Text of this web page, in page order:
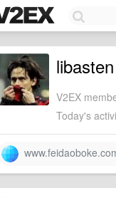
libasten
V2EX
Today's